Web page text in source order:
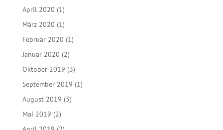
April 2020 (1)
März 2020 (1)
Februar 2020 (1)
Januar 2020 (2)
Oktober 2019 (3)
September 2019 (1)
August 2019 (3)
Mai 2019 (2)